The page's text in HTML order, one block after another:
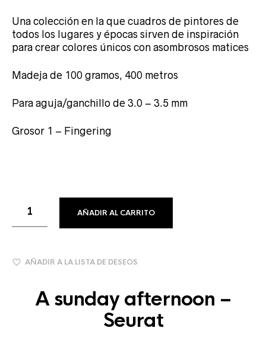
A sunday afternoon –
Seurat
Una colección en la que cuadros de pintores de
todos los lugares y épocas sirven de inspiración
para crear colores únicos con asombrosos matices
Madeja de 100 gramos, 400 metros
Para aguja/ganchillo de 3.0 – 3.5 mm
Grosor 1 – Fingering
AÑADIR AL CARRITO
AÑADIR A LA LISTA DE DESEOS